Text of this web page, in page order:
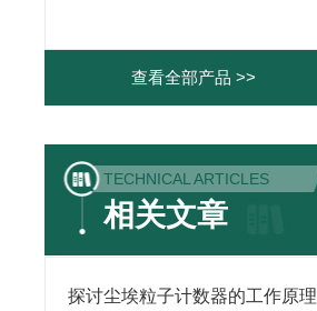
查看全部产品 >>
TECHNICAL ARTICLES
相关文章
探讨尘埃粒子计数器的工作原理